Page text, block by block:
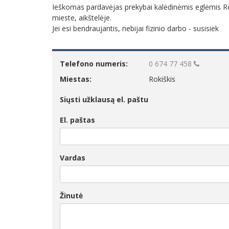
Ieškomas pardavėjas prekybai kalėdinėmis eglėmis
mieste, aikštelėje.
Jei esi bendraujantis, nebijai fizinio darbo - susisiek
Telefono numeris:
0 674 77 458
Miestas:
Rokiškis
Siųsti užklausą el. paštu
El. paštas
Vardas
Žinutė